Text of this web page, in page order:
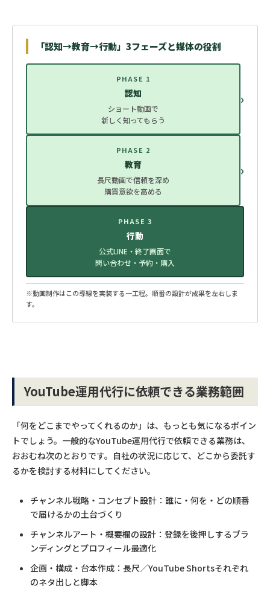
「認知→教育→行動」3フェーズと媒体の役割
PHASE 1
認知
ショート動画で
新しく知ってもらう
›
PHASE 2
教育
長尺動画で信頼を深め
購買意欲を高める
›
PHASE 3
行動
公式LINE・終了画面で
問い合わせ・予約・購入
※動画制作はこの導線を実装する一工程。順番の設計が成果を左右しま
す。
YouTube運用代行に依頼できる業務範囲
「何をどこまでやってくれるのか」は、もっとも気になるポイン
トでしょう。一般的なYouTube運用代行で依頼できる業務は、
おおむね次のとおりです。自社の状況に応じて、どこから委託す
るかを検討する材料にしてください。
チャンネル戦略・コンセプト設計：誰に・何を・どの順番
で届けるかの土台づくり
チャンネルアート・概要欄の設計：登録を後押しするブラ
ンディングとプロフィール最適化
企画・構成・台本作成：長尺／YouTube Shortsそれぞれ
のネタ出しと脚本